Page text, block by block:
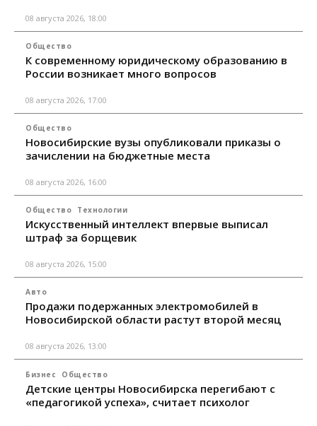
08 августа 2026, 18:00
Общество
К современному юридическому образованию в
России возникает много вопросов
08 августа 2026, 17:00
Общество
Новосибирские вузы опубликовали приказы о
зачислении на бюджетные места
08 августа 2026, 16:00
Общество Технологии
Искусственный интеллект впервые выписал
штраф за борщевик
08 августа 2026, 15:00
Авто
Продажи подержанных электромобилей в
Новосибирской области растут второй месяц
08 августа 2026, 13:00
Бизнес Общество
Детские центры Новосибирска перегибают с
«педагогикой успеха», считает психолог